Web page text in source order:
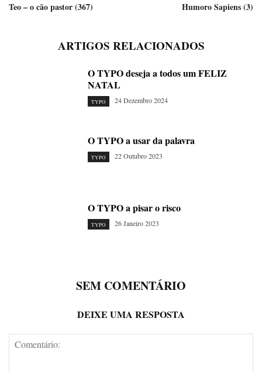
Teo – o cão pastor (367) Humoro Sapiens (3)
ARTIGOS RELACIONADOS
O TYPO deseja a todos um FELIZ
NATAL
TYPO 24 Dezembro 2024
O TYPO a usar da palavra
TYPO 22 Outubro 2023
O TYPO a pisar o risco
TYPO 26 Janeiro 2023
SEM COMENTÁRIO
DEIXE UMA RESPOSTA